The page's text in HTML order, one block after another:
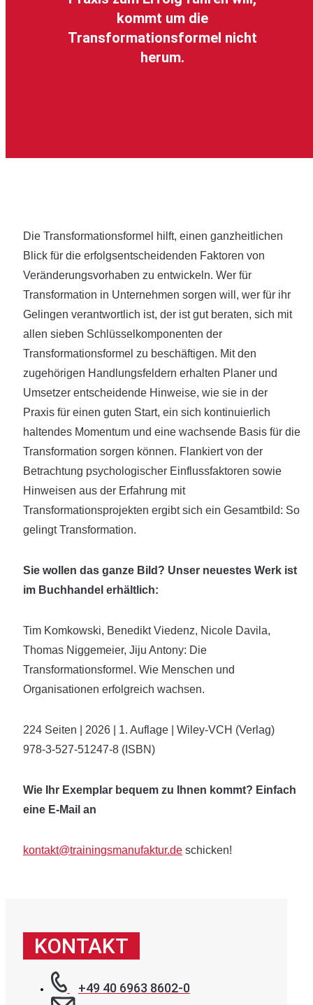
kommt um die
Transformationsformel nicht
herum.
Die Transformationsformel hilft, einen ganzheitlichen
Blick für die erfolgsentscheidenden Faktoren von
Veränderungsvorhaben zu entwickeln. Wer für
Transformation in Unternehmen sorgen will, wer für ihr
Gelingen verantwortlich ist, der ist gut beraten, sich mit
allen sieben Schlüsselkomponenten der
Transformationsformel zu beschäftigen. Mit den
zugehörigen Handlungsfeldern erhalten Planer und
Umsetzer entscheidende Hinweise, wie sie in der
Praxis für einen guten Start, ein sich kontinuierlich
haltendes Momentum und eine wachsende Basis für die
Transformation sorgen können. Flankiert von der
Betrachtung psychologischer Einflussfaktoren sowie
Hinweisen aus der Erfahrung mit
Transformationsprojekten ergibt sich ein Gesamtbild: So
gelingt Transformation.
Sie wollen das ganze Bild? Unser neuestes Werk ist
im Buchhandel erhältlich:
Tim Komkowski, Benedikt Viedenz, Nicole Davila,
Thomas Niggemeier, Jiju Antony: Die
Transformationsformel. Wie Menschen und
Organisationen erfolgreich wachsen.
224 Seiten | 2026 | 1. Auflage | Wiley-VCH (Verlag)
978-3-527-51247-8 (ISBN)
Wie Ihr Exemplar bequem zu Ihnen kommt? Einfach
eine E-Mail an
kontakt@trainingsmanufaktur.de schicken!
KONTAKT
+49 40 6963 8602-0